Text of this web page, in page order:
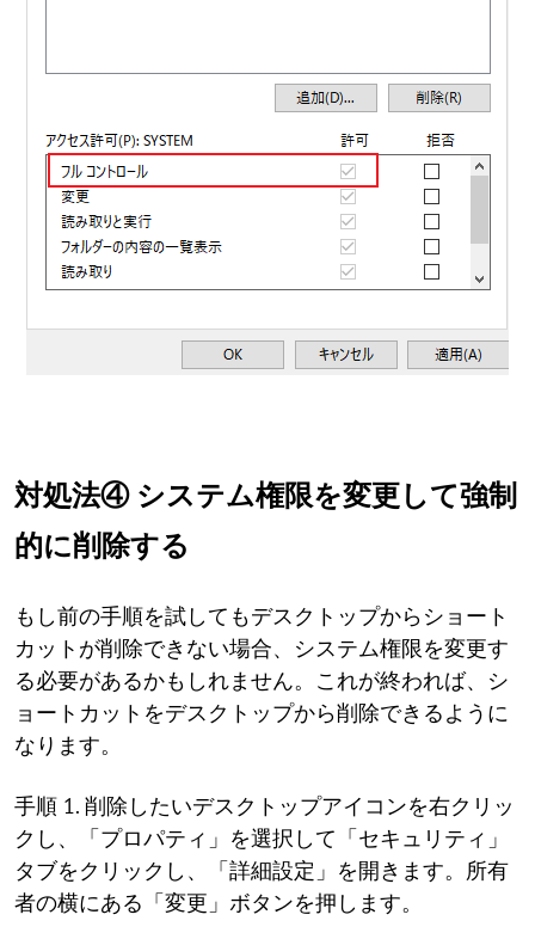
対処法④ システム権限を変更して強制
的に削除する
もし前の手順を試してもデスクトップからショート
カットが削除できない場合、システム権限を変更す
る必要があるかもしれません。これが終われば、シ
ョートカットをデスクトップから削除できるように
なります。
手順 1. 削除したいデスクトップアイコンを右クリッ
クし、「プロパティ」を選択して「セキュリティ」
タブをクリックし、「詳細設定」を開きます。所有
者の横にある「変更」ボタンを押します。